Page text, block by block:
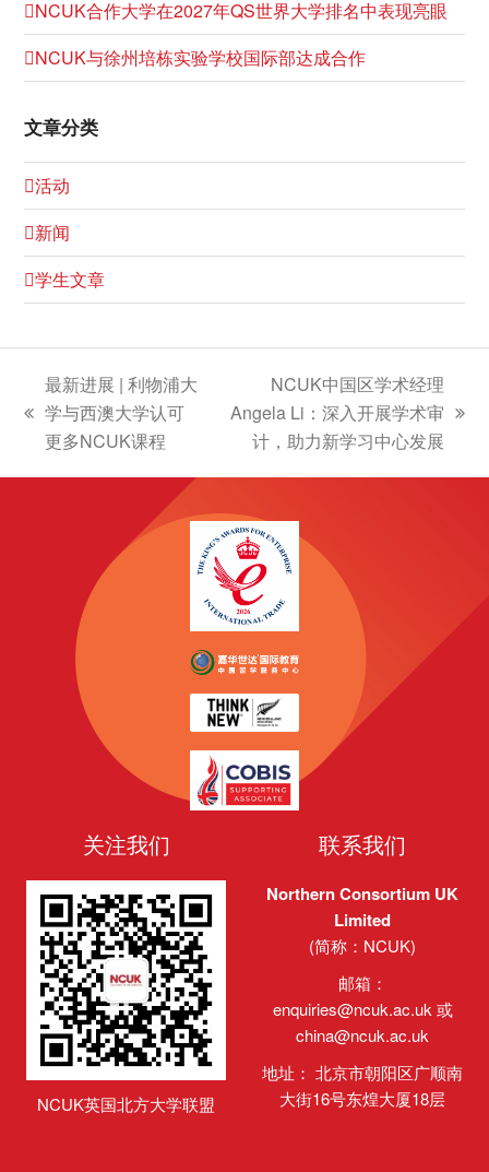
NCUK合作大学在2027年QS世界大学排名中表现亮眼
NCUK与徐州培栋实验学校国际部达成合作
文章分类
活动
新闻
学生文章
上
篇
最新进展 | 利物浦大
学与西澳大学认可
更多NCUK课程
下
篇
文
章:
NCUK中国区学术经理
Angela Li：深入开展学术审
计，助力新学习中心发展
关注我们
NCUK英国北方大学联盟
联系我们
Northern Consortium UK
Limited
(简称：NCUK)
邮箱：
enquiries@ncuk.ac.uk 或
china@ncuk.ac.uk
地址： 北京市朝阳区广顺南
大街16号东煌大厦18层